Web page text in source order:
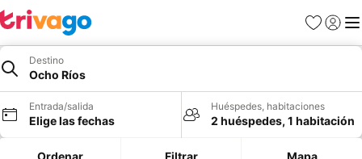
Favoritos
Iniciar
Destino
Ocho Ríos
Entrada/salida
Elige las fechas
Huéspedes, habitaciones
2 huéspedes, 1 habitación
Ordenar Filtrar Mapa